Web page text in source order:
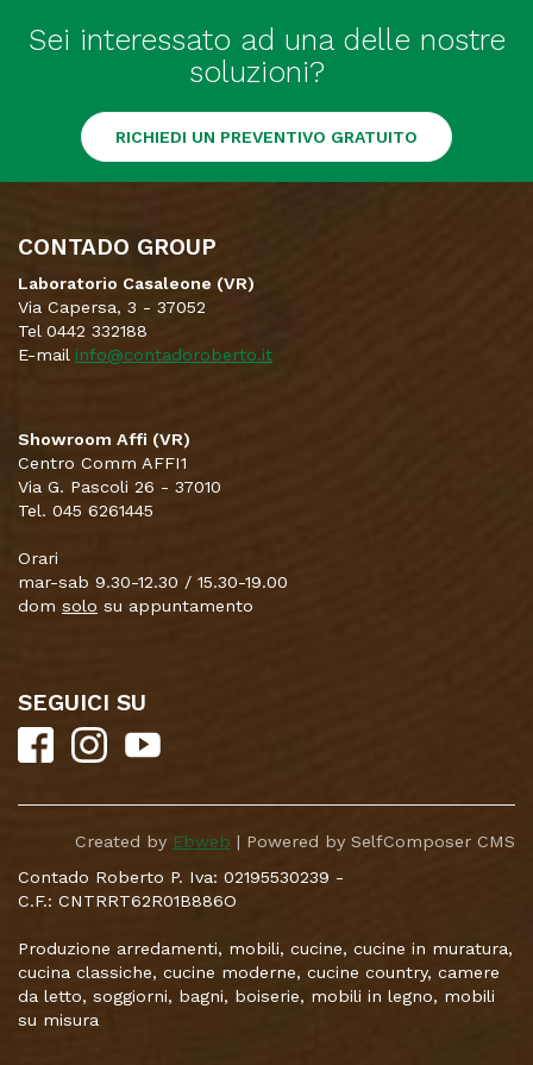
Sei interessato ad una delle nostre
soluzioni?
RICHIEDI UN PREVENTIVO GRATUITO
CONTADO GROUP
Laboratorio Casaleone (VR)
Via Capersa, 3 - 37052
Tel 0442 332188
E-mail info@contadoroberto.it
Showroom Affi (VR)
Centro Comm AFFI1
Via G. Pascoli 26 - 37010
Tel. 045 6261445
Orari
mar-sab 9.30-12.30 / 15.30-19.00
dom solo su appuntamento
SEGUICI SU
Created by Ebweb | Powered by SelfComposer CMS
Contado Roberto P. Iva: 02195530239 -
C.F.: CNTRRT62R01B886O
Produzione arredamenti, mobili, cucine, cucine in muratura,
cucina classiche, cucine moderne, cucine country, camere
da letto, soggiorni, bagni, boiserie, mobili in legno, mobili
su misura